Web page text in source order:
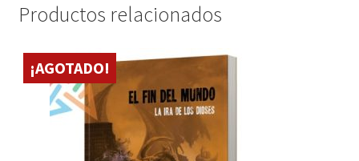
Productos relacionados
¡AGOTADO!